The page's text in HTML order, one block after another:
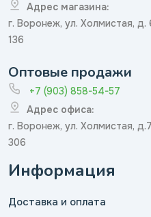
Адрес магазина:
г. Воронеж, ул. Холмистая, д.
136
Оптовые продажи
+7 (903) 858-54-57
Адрес офиса:
г. Воронеж, ул. Холмистая,
306
Информация
Доставка и оплата